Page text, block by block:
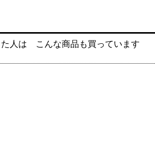
人は こんな商品も買っています